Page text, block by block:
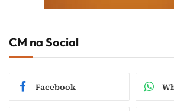
CM na Social
Facebook